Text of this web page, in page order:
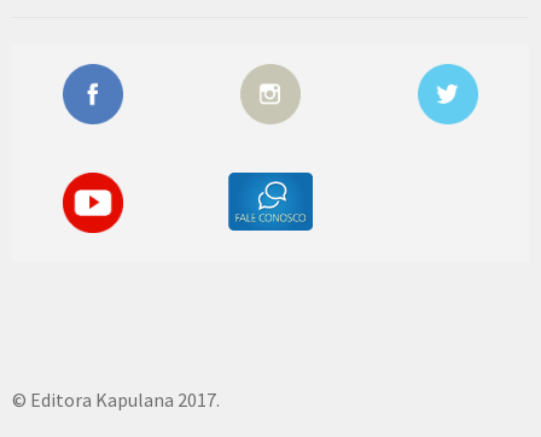
© Editora Kapulana 2017.